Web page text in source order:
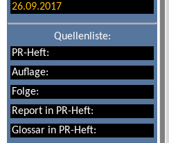
26.09.2017
Quellenliste:
PR-Heft:
Auflage:
Folge:
Report in PR-Heft:
Glossar in PR-Heft: